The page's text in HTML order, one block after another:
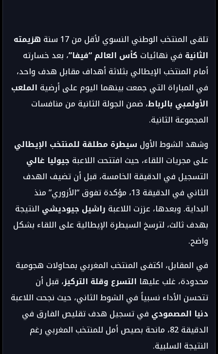
تلقى المنتخب الوطني النسوي لأقل من 17 سنة
هزيمته
الثانية في نهائيات كأس العالم “فيفا”، بعد خسارته
أمام المنتخب الإيطالي بثلاثة أهداف مقابل هدف واحد،
في المباراة التي جمعت بينهما اليوم على أرضية الملعب
الأولمبي بالرباط، ضمن الجولة الثانية من منافسات
المجموعة الثانية.
وشهد الشوط الأول سيطرة مطلقة للمنتخب الإيطالي
على مجريات اللقاء، حيث افتتحت اللاعبة جيوليا غالي
التسجيل في الدقيقة الخامسة، قبل أن تضيف الهدف
الثاني في الدقيقة 13، مؤكدة تفوق “الأزوري” منذ
البداية. وبعدها، عززت اللاعبة راشيل جيوديشي النتيجة
بهدف ثالث، لترسخ السيطرة الإيطالية على اللقاء بشكل
واضح.
في المقابل، اكتفى المنتخب المغربي بمحاولات هجومية
محدودة، غلب عليها التسرع وقلة التركيز، قبل أن
تتحسن الأداء نسبياً في الشوط الثاني، حيث نجحت اللاعبة
دنيا المصمودي في تسجيل هدف تقليص الفارق في
الدقيقة 82، مانحة بصيص أمل للمنتخب المغربي رغم
النتيجة السلبية.